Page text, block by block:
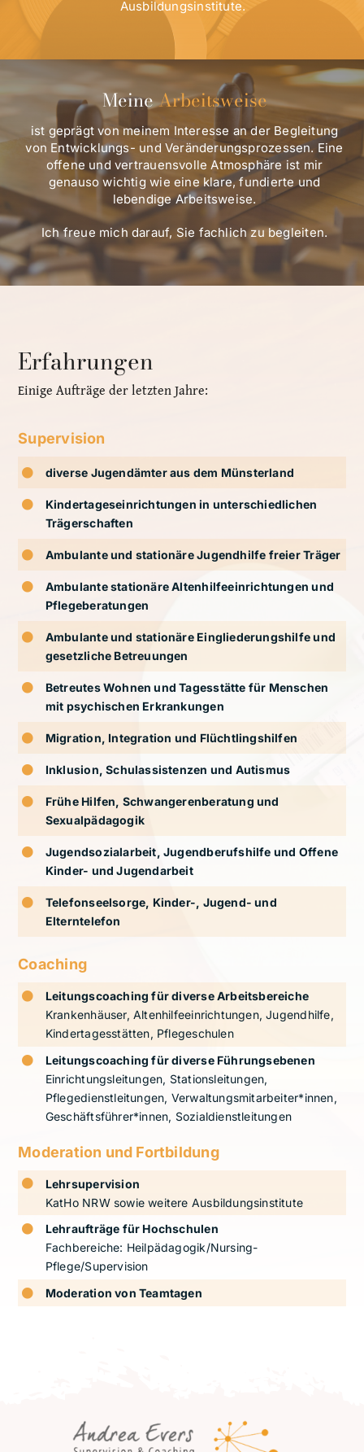
Ausbildungsinstitute.
MeineArbeitsweise
ist geprägt von meinem Interesse an der Begleitung
von Entwicklungs- und Veränderungsprozessen. Eine
offene und vertrauensvolle Atmosphäre ist mir
genauso wichtig wie eine klare, fundierte und
lebendige Arbeitsweise.
Ich freue mich darauf, Sie fachlich zu begleiten.
Erfahrungen
Einige Aufträge der letzten Jahre:
Supervision
diverse Jugendämter aus dem Münsterland
Kindertageseinrichtungen in unterschiedlichen
Trägerschaften
Ambulante und stationäre Jugendhilfe freier Träger
Ambulante stationäre Altenhilfeeinrichtungen und
Pflegeberatungen
Ambulante und stationäre Eingliederungshilfe und
gesetzliche Betreuungen
Betreutes Wohnen und Tagesstätte für Menschen
mit psychischen Erkrankungen
Migration, Integration und Flüchtlingshilfen
Inklusion, Schulassistenzen und Autismus
Frühe Hilfen, Schwangerenberatung und
Sexualpädagogik
Jugendsozialarbeit, Jugendberufshilfe und Offene
Kinder- und Jugendarbeit
Telefonseelsorge, Kinder-, Jugend- und
Elterntelefon
Coaching
Leitungscoaching für diverse Arbeitsbereiche
Krankenhäuser, Altenhilfeeinrichtungen, Jugendhilfe,
Kindertagesstätten, Pflegeschulen
Leitungscoaching für diverse Führungsebenen
Einrichtungsleitungen, Stationsleitungen,
Pflegedienstleitungen, Verwaltungsmitarbeiter*innen,
Geschäftsführer*innen, Sozialdienstleitungen
Moderation und Fortbildung
Lehrsupervision
KatHo NRW sowie weitere Ausbildungsinstitute
Lehraufträge für Hochschulen
Fachbereiche: Heilpädagogik/Nursing-
Pflege/Supervision
Moderation von Teamtagen